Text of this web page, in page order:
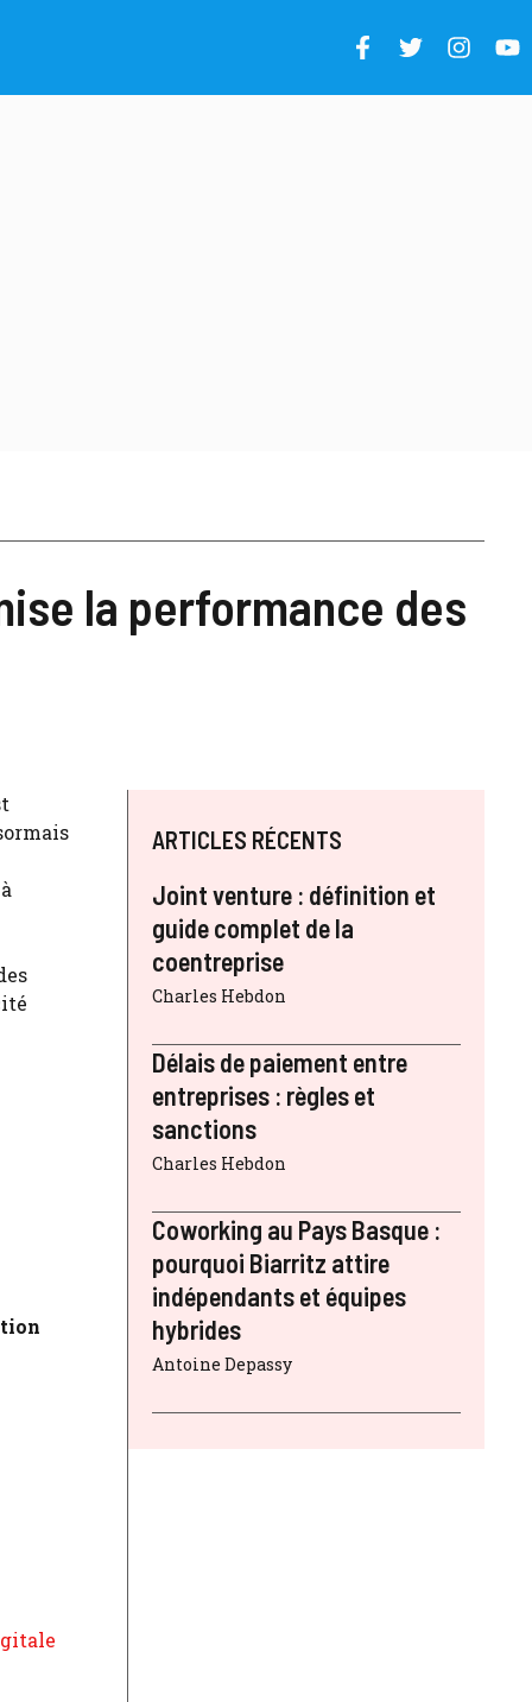
la performance des
ARTICLES RÉCENTS
Joint venture : définition et
guide complet de la
coentreprise
Charles Hebdon
Délais de paiement entre
entreprises : règles et
sanctions
Charles Hebdon
Coworking au Pays Basque :
pourquoi Biarritz attire
indépendants et équipes
hybrides
Antoine Depassy